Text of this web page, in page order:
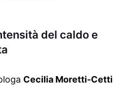
del caldo e
Cecilia Moretti-Cetti